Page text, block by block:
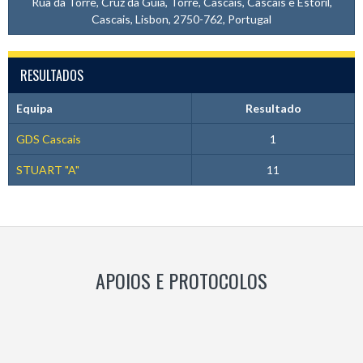
Cascais, Lisbon, 2750-762, Portugal
RESULTADOS
Equipa Resultado
GDS Cascais 1
STUART "A" 11
APOIOS E PROTOCOLOS